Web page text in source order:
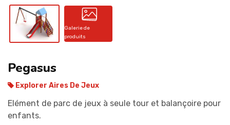
Galerie de
produits
Pegasus
Explorer Aires De Jeux
Elément de parc de jeux à seule tour et balançoire pour
enfants.